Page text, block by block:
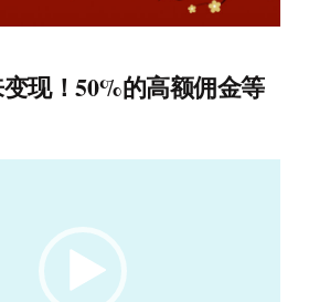
现！50%的高额佣金等